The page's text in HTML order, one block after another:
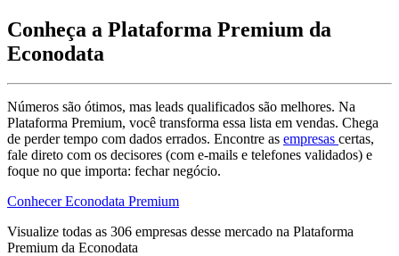
Conheça a Plataforma Premium da
Econodata
Números são ótimos, mas leads qualificados são melhores. Na
Plataforma Premium, você transforma essa lista em vendas. Chega
de perder tempo com dados errados. Encontre as empresas certas,
fale direto com os decisores (com e-mails e telefones validados) e
foque no que importa: fechar negócio.
Conhecer Econodata Premium
Visualize todas as 306 empresas desse mercado na Plataforma
Premium da Econodata